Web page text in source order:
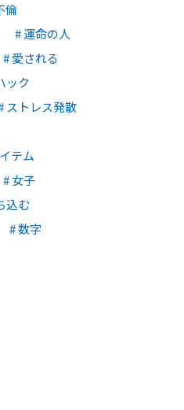
倫
運命の人
愛される
ック
ストレス発散
テム
女子
込む
数字